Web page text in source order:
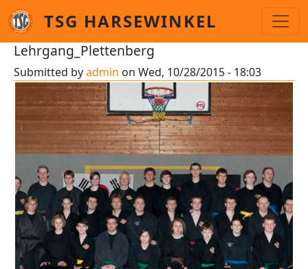
Skip to main content
TSG HARSEWINKEL
Lehrgang_Plettenberg
Submitted byadmin on Wed, 10/28/2015 - 18:03